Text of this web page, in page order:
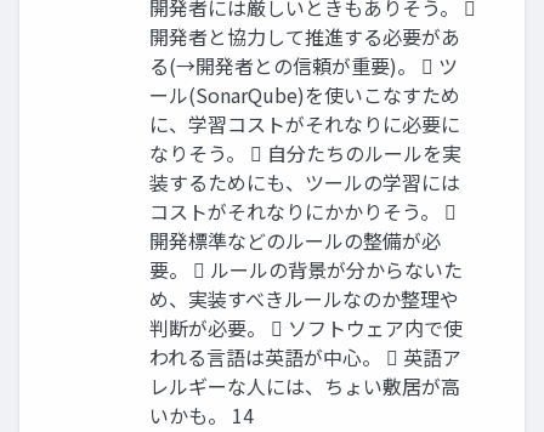
開発者には厳しいときもありそう。 
開発者と協力して推進する必要があ
る(→開発者との信頼が重要)。  ツ
ール(SonarQube)を使いこなすため
に、学習コストがそれなりに必要に
なりそう。  自分たちのルールを実
装するためにも、ツールの学習には
コストがそれなりにかかりそう。 
開発標準などのルールの整備が必
要。  ルールの背景が分からないた
め、実装すべきルールなのか整理や
判断が必要。  ソフトウェア内で使
われる言語は英語が中心。  英語ア
レルギーな人には、ちょい敷居が高
いかも。 14